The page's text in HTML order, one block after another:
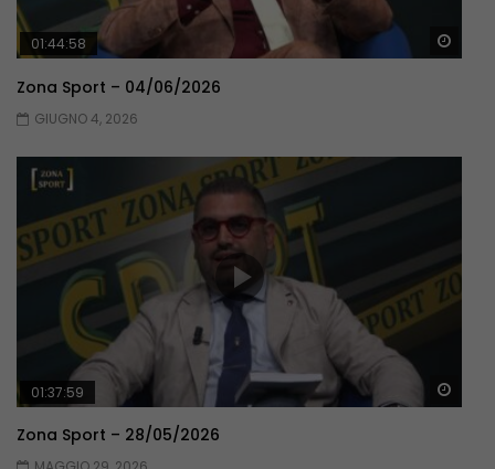
01:44:58
Zona Sport – 04/06/2026
GIUGNO 4, 2026
01:37:59
Zona Sport – 28/05/2026